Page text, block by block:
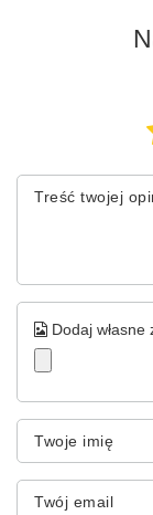
Treść twojej
Dodaj
Twoje imię
Twój email